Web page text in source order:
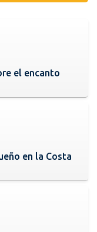
el encanto
en la Costa